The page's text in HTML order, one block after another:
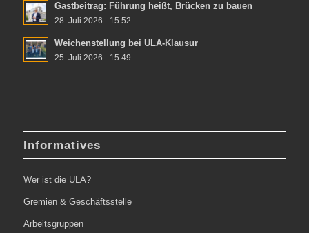
Gastbeitrag: Führung heißt, Brücken zu bauen
28. Juli 2026 - 15:52
Weichenstellung bei ULA-Klausur
25. Juli 2026 - 15:49
Informatives
Wer ist die ULA?
Gremien & Geschäftsstelle
Arbeitsgruppen